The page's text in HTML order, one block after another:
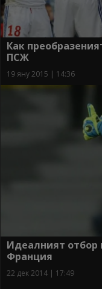
Как
ПСЖ
19 яну 2015 | 14:36
Идеалният отбор
Франция
22 дек 2014 | 17:49